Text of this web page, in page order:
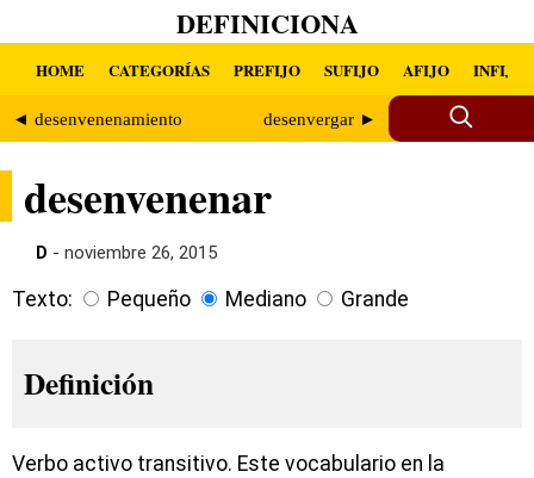
DEFINICIONA
HOME CATEGORÍAS PREFIJO SUFIJO AFIJO INFIJO
◄ desenvenenamiento desenvergar ►
desenvenenar
D - noviembre 26, 2015
Texto: Pequeño Mediano Grande
Definición
Verbo activo transitivo. Este vocabulario en la